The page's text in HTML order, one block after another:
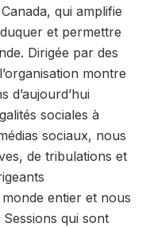
qui amplifie
et permettre
Dirigée par des
montre
d’aujourd’hui
sociales à
sociaux, nous
de tribulations et
entier et nous
qui sont